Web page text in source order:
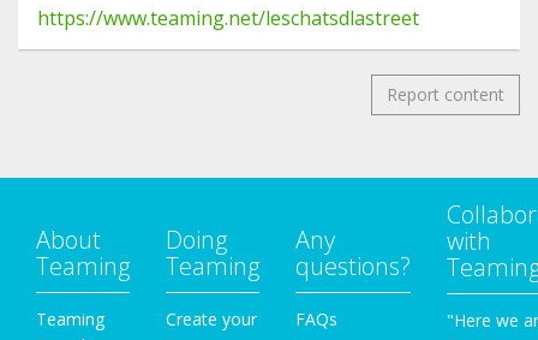
https://www.teaming.net/leschatsdlastreet
Report content
About
Teaming
Teaming
Doing
Teaming
Create your
Any
questions?
FAQs
with
"Here we